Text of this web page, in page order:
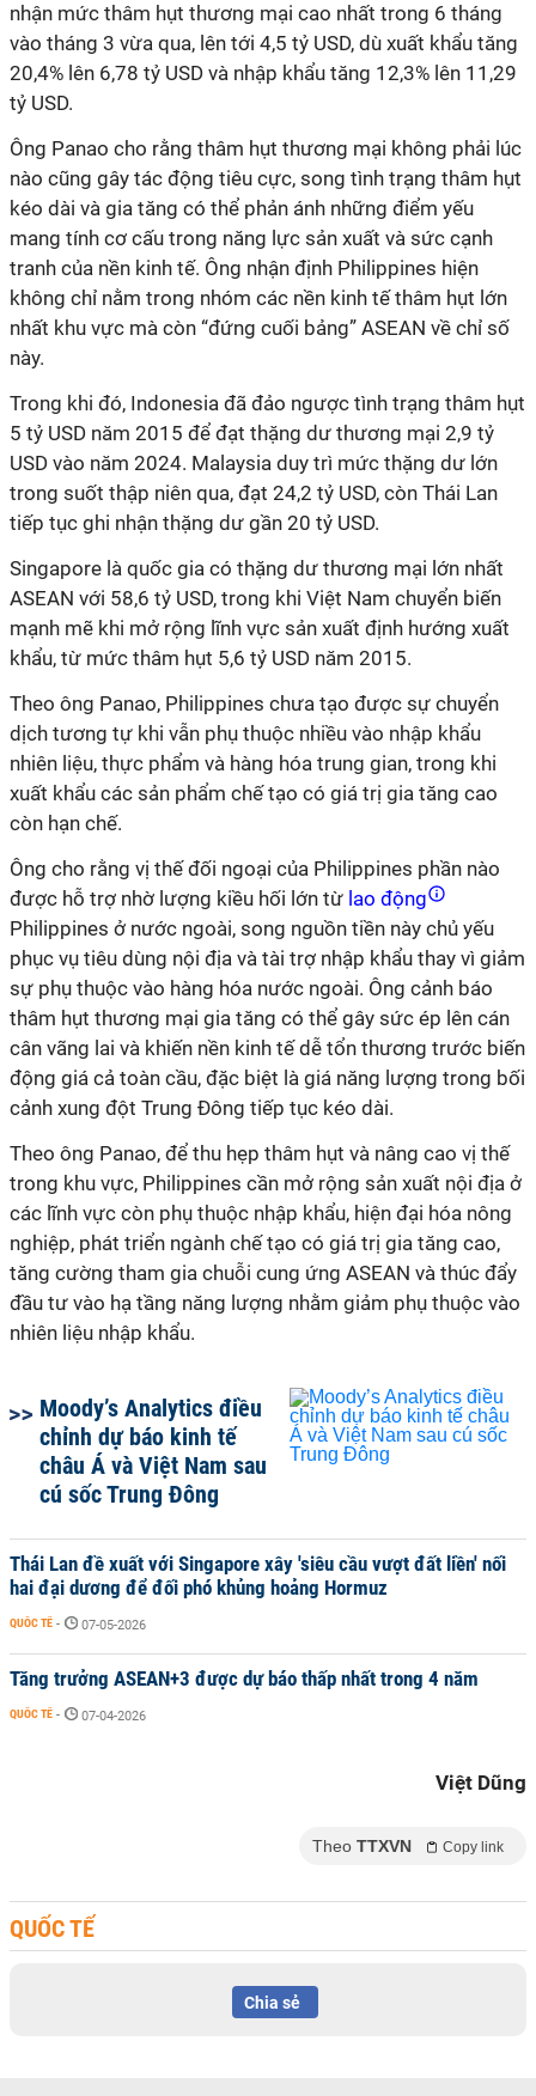
nhận mức thâm hụt thương mại cao nhất trong 6 tháng
vào tháng 3 vừa qua, lên tới 4,5 tỷ USD, dù xuất khẩu tăng
20,4% lên 6,78 tỷ USD và nhập khẩu tăng 12,3% lên 11,29
tỷ USD.
Ông Panao cho rằng thâm hụt thương mại không phải lúc
nào cũng gây tác động tiêu cực, song tình trạng thâm hụt
kéo dài và gia tăng có thể phản ánh những điểm yếu
mang tính cơ cấu trong năng lực sản xuất và sức cạnh
tranh của nền kinh tế. Ông nhận định Philippines hiện
không chỉ nằm trong nhóm các nền kinh tế thâm hụt lớn
nhất khu vực mà còn “đứng cuối bảng” ASEAN về chỉ số
này.
Trong khi đó, Indonesia đã đảo ngược tình trạng thâm hụt
5 tỷ USD năm 2015 để đạt thặng dư thương mại 2,9 tỷ
USD vào năm 2024. Malaysia duy trì mức thặng dư lớn
trong suốt thập niên qua, đạt 24,2 tỷ USD, còn Thái Lan
tiếp tục ghi nhận thặng dư gần 20 tỷ USD.
Singapore là quốc gia có thặng dư thương mại lớn nhất
ASEAN với 58,6 tỷ USD, trong khi Việt Nam chuyển biến
mạnh mẽ khi mở rộng lĩnh vực sản xuất định hướng xuất
khẩu, từ mức thâm hụt 5,6 tỷ USD năm 2015.
Theo ông Panao, Philippines chưa tạo được sự chuyển
dịch tương tự khi vẫn phụ thuộc nhiều vào nhập khẩu
nhiên liệu, thực phẩm và hàng hóa trung gian, trong khi
xuất khẩu các sản phẩm chế tạo có giá trị gia tăng cao
còn hạn chế.
Ông cho rằng vị thế đối ngoại của Philippines phần nào
được hỗ trợ nhờ lượng kiều hối lớn từ lao động
Philippines ở nước ngoài, song nguồn tiền này chủ yếu
phục vụ tiêu dùng nội địa và tài trợ nhập khẩu thay vì giảm
sự phụ thuộc vào hàng hóa nước ngoài. Ông cảnh báo
thâm hụt thương mại gia tăng có thể gây sức ép lên cán
cân vãng lai và khiến nền kinh tế dễ tổn thương trước biến
động giá cả toàn cầu, đặc biệt là giá năng lượng trong bối
cảnh xung đột Trung Đông tiếp tục kéo dài.
Theo ông Panao, để thu hẹp thâm hụt và nâng cao vị thế
trong khu vực, Philippines cần mở rộng sản xuất nội địa ở
các lĩnh vực còn phụ thuộc nhập khẩu, hiện đại hóa nông
nghiệp, phát triển ngành chế tạo có giá trị gia tăng cao,
tăng cường tham gia chuỗi cung ứng ASEAN và thúc đẩy
đầu tư vào hạ tầng năng lượng nhằm giảm phụ thuộc vào
nhiên liệu nhập khẩu.
Moody’s Analytics điều
chỉnh dự báo kinh tế
châu Á và Việt Nam sau
cú sốc Trung Đông
Thái Lan đề xuất với Singapore xây 'siêu cầu vượt đất liền' nối
hai đại dương để đối phó khủng hoảng Hormuz
QUỐC TẾ - 07-05-2026
Tăng trưởng ASEAN+3 được dự báo thấp nhất trong 4 năm
QUỐC TẾ - 07-04-2026
Việt Dũng
Theo TTXVN Copy link
QUỐC TẾ
Chia sẻ